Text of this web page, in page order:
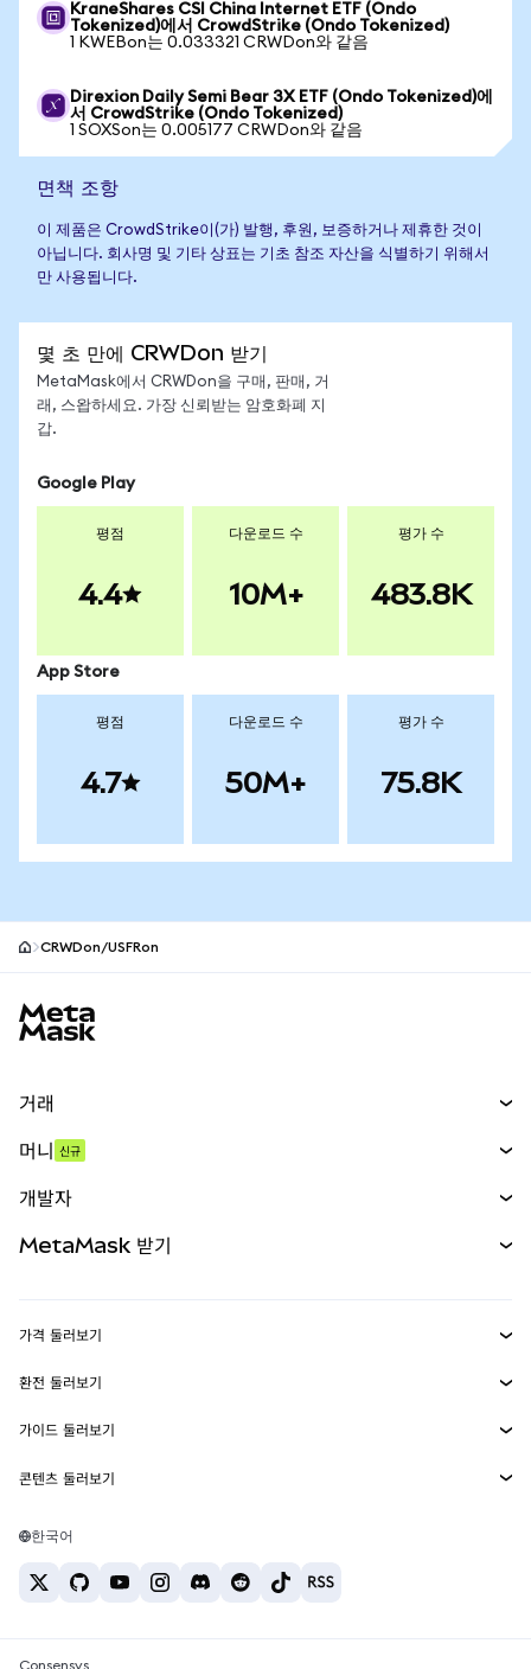
KraneShares CSI China Internet ETF (Ondo
Tokenized)에서 CrowdStrike (Ondo Tokenized)
1 KWEBon는 0.033321 CRWDon와 같음
Direxion Daily Semi Bear 3X ETF (Ondo Tokenized)에
서 CrowdStrike (Ondo Tokenized)
1 SOXSon는 0.005177 CRWDon와 같음
면책 조항
이 제품은 CrowdStrike이(가) 발행, 후원, 보증하거나 제휴한 것이
아닙니다. 회사명 및 기타 상표는 기초 참조 자산을 식별하기 위해서
만 사용됩니다.
몇 초 만에 CRWDon 받기
MetaMask에서 CRWDon을 구매, 판매, 거
래, 스왑하세요. 가장 신뢰받는 암호화폐 지
갑.
Google Play
평점
4.4
다운로드 수
10M+
평가 수
483.8K
App Store
평점
4.7
다운로드 수
50M+
평가 수
75.8K
CRWDon/USFRon
거래
무기한 선물
실물자산
머니 신규
개발자
MetaMask Connect
Snaps
웹3 서비스
MetaMask 받기
보안
고객 지원
채용
가격 둘러보기
이더리움 가격
솔라나 가격
테더 가격
환전 둘러보기
ETH를 USD로 환전
USDT를 INR로 환전
BTC를 INR로 환전
ETH를 USDT로 환전
가이드 둘러보기
ETH 매수
USDT 매수
SHIB 매수
콘텐츠 둘러보기
솔라나 지갑
한국어
Consensys